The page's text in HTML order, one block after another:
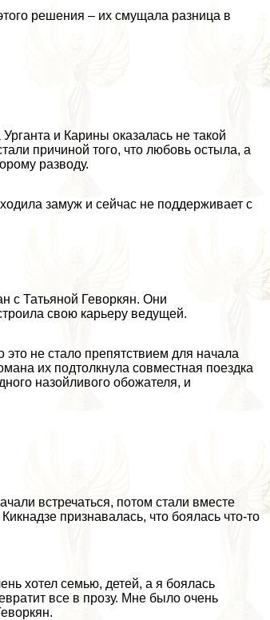
решения – их смущала разница в
и Карины оказалась не такой
причиной того, что любовь остыла, а
разводу.
замуж и сейчас не поддерживает с
с Татьяной Геворкян. Они
свою карьеру ведущей.
не стало препятствием для начала
их подтолкнула совместная поездка
назойливого обожателя, и
встречаться, потом стали вместе
признавалась, что боялась что-то
хотел семью, детей, а я боялась
все в прозу. Мне было очень